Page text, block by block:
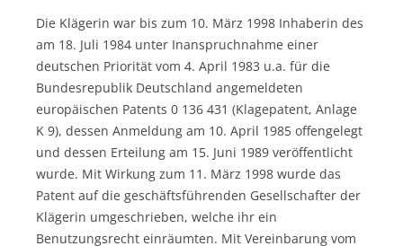
Die Klägerin war bis zum 10. März 1998 Inhaberin des
am 18. Juli 1984 unter Inanspruchnahme einer
deutschen Priorität vom 4. April 1983 u.a. für die
Bundesrepublik Deutschland angemeldeten
europäischen Patents 0 136 431 (Klagepatent, Anlage
K 9), dessen Anmeldung am 10. April 1985 offengelegt
und dessen Erteilung am 15. Juni 1989 veröffentlicht
wurde. Mit Wirkung zum 11. März 1998 wurde das
Patent auf die geschäftsführenden Gesellschafter der
Klägerin umgeschrieben, welche ihr ein
Benutzungsrecht einräumten. Mit Vereinbarung vom